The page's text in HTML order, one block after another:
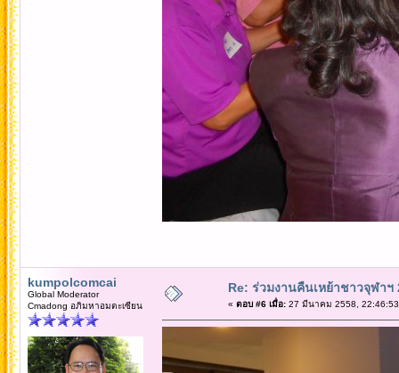
kumpolcomcai
Global Moderator
Cmadong อภิมหาอมตะเซียน
Re: ร่วมงานคืนเหย้าชาวจุฬาฯ
« ตอบ #6 เมื่อ:27 มีนาคม 2558,